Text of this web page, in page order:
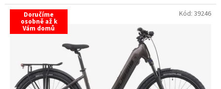
Doručíme
osobně až k
Vám domů
Kód: 39246